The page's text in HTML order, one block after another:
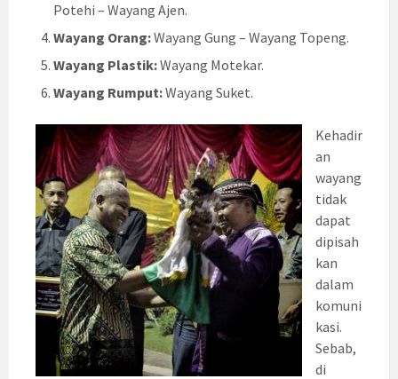
Potehi – Wayang Ajen.
Wayang Orang:Wayang Gung – Wayang Topeng.
Wayang Plastik:Wayang Motekar.
Wayang Rumput:Wayang Suket.
Kehadir
an
wayang
tidak
dapat
dipisah
kan
dalam
komuni
kasi.
Sebab,
di